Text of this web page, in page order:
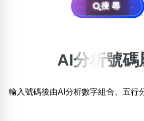
搜尋
位置:
AI分析號碼
輸入號碼後由AI分析數字組合、五行